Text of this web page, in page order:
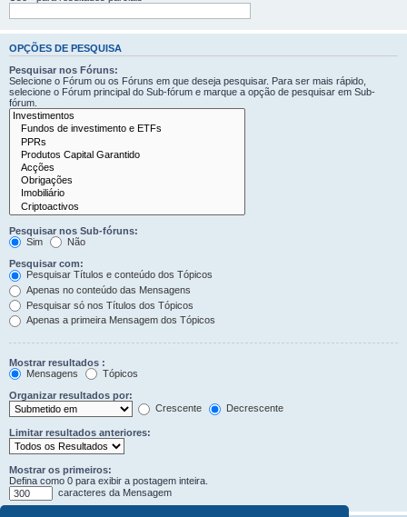
OPÇÕES DE PESQUISA
Pesquisar nos Fóruns:
Selecione o Fórum ou os Fóruns em que deseja pesquisar. Para ser mais rápido,
selecione o Fórum principal do Sub-fórum e marque a opção de pesquisar em Sub-
fórum.
Pesquisar nos Sub-fóruns:
Sim
Não
Pesquisar com:
Pesquisar Títulos e conteúdo dos Tópicos
Apenas no conteúdo das Mensagens
Pesquisar só nos Títulos dos Tópicos
Apenas a primeira Mensagem dos Tópicos
Mostrar resultados :
Mensagens
Tópicos
Organizar resultados por:
Crescente
Decrescente
Limitar resultados anteriores:
Mostrar os primeiros:
Defina como 0 para exibir a postagem inteira.
caracteres da Mensagem